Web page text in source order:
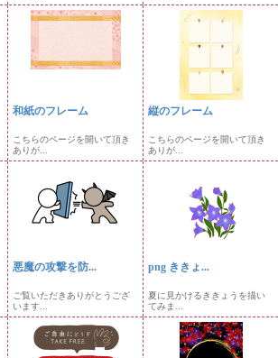
和紙のフレーム
こちらのページを開いて頂き
ありが...
縦のフレーム
こちらのページを開いて頂き
ありが...
悪魔の攻撃を防...
ご覧いただきありがとうござ
います...
png ききょ...
夏に見かけるききょうを描い
てみま...